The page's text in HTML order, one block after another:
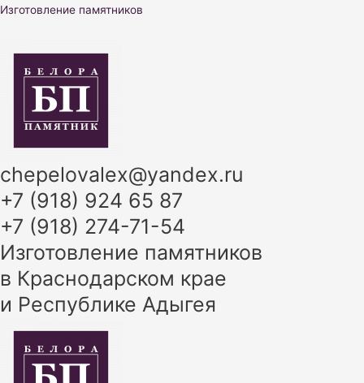
Перейти
Изготовление памятников
chepelovalex@yandex.ru
+7 (918) 924 65 87
+7 (918) 274-71-54
Изготовление памятников
в Краснодарском крае
и Республике Адыгея